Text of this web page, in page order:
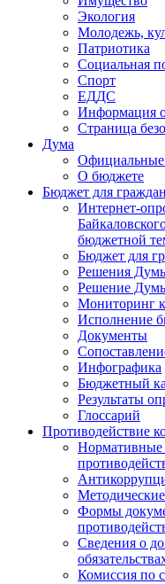
Экология
Молодежь,
Патриотика
Социальная
Спорт
ЕДДС
Информация
Страница
Дума
О бюджете
Бюджет для граждан
Интернет-
бюджетной
Бюджет для
Решения
Решение
Мониторинг
Исполнение
Документы
Инфографика
Бюджетный
Результаты
Глоссарий
Противодействие
Нормативные
Формы
Сведения о
Комиссия по